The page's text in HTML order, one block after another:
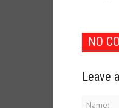
NO
Leave